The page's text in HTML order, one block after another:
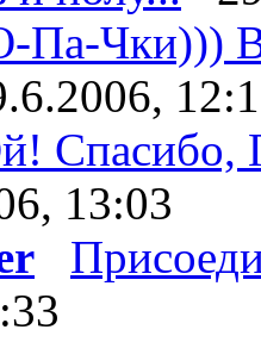
Па-Чки)))
Спасибо,
13:03